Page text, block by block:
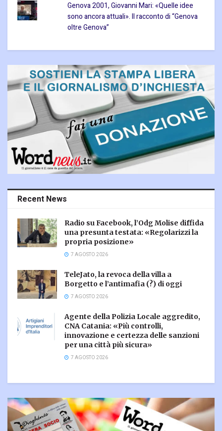
Genova 2001, Giovanni Mari: «Quelle idee
sono ancora attuali». Il racconto di “Genova
oltre Genova”
Recent News
Radio su Facebook, l’Odg Molise diffida
una presunta testata: «Regolarizzi la
propria posizione»
7 AGOSTO 2026
TeleJato, la revoca della villa a
Borgetto e l’antimafia (?) di oggi
7 AGOSTO 2026
Agente della Polizia Locale aggredito,
CNA Catania: «Più controlli,
innovazione e certezza delle sanzioni
per una città più sicura»
7 AGOSTO 2026